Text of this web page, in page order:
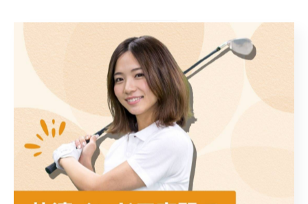
#水俣市
カテゴリー Categories
全てのカテゴリー
初心者
スイング解析